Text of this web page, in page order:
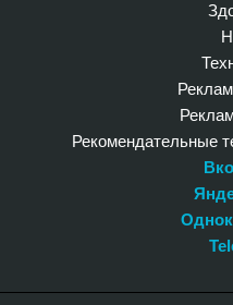
Рекомендательные